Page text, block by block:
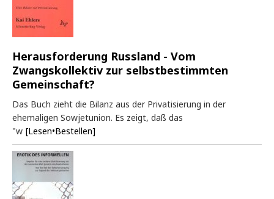
Herausforderung Russland - Vom
Zwangskollektiv zur selbstbestimmten
Gemeinschaft?
Das Buch zieht die Bilanz aus der Privatisierung in der
ehemaligen Sowjetunion. Es zeigt, daß das
"w [Lesen•Bestellen]